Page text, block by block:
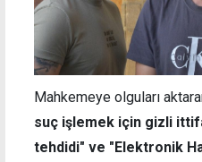
Mahkemeye olguları
suç işlemek için gizli
tehdidi" ve "Elektronik